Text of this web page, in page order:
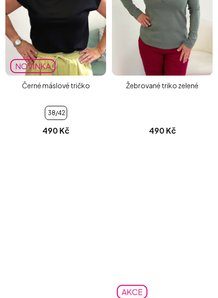
NOVINKA
Černé máslové tričko
38/42
490 Kč
Žebrované triko zelené
490 Kč
AKCE